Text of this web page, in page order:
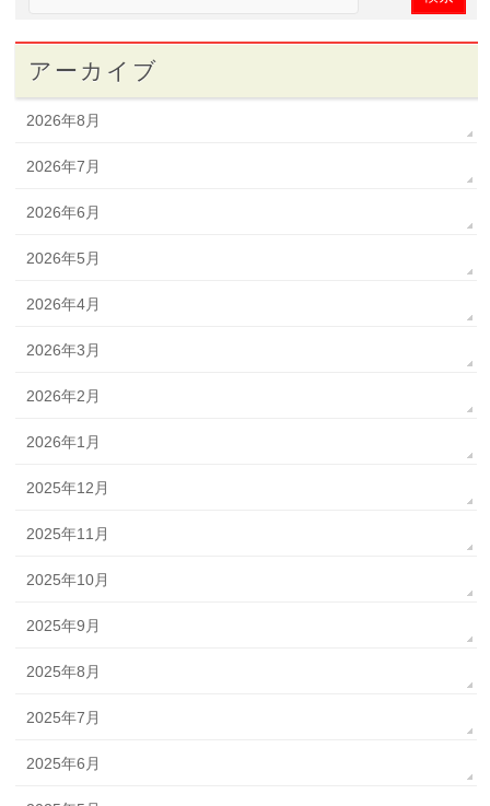
アーカイブ
2026年8月
2026年7月
2026年6月
2026年5月
2026年4月
2026年3月
2026年2月
2026年1月
2025年12月
2025年11月
2025年10月
2025年9月
2025年8月
2025年7月
2025年6月